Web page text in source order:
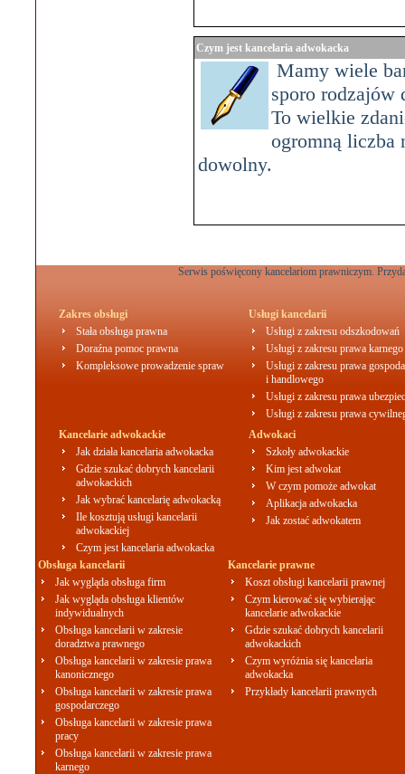
Czym jest kancelaria adwokacka
Mamy wiele
sporo rodzajów
To wielkie
ogromną liczba
dowolny.
Serwis poświęcony kancelariom prawniczym.
Zakres obsługi
Stała obsługa prawna
Doraźna pomoc prawna
Kompleksowe prowadzenie spraw
Usługi kancelarii
Usługi z zakresu odszkodowań
Usługi z zakresu prawa karnego
Usługi z zakresu prawa
i handlowego
Usługi z zakresu prawa
Usługi z zakresu prawa
Kancelarie adwokackie
Jak działa kancelaria adwokacka
Gdzie szukać dobrych kancelarii
adwokackich
Jak wybrać kancelarię adwokacką
Ile kosztują usługi kancelarii
adwokackiej
Czym jest kancelaria adwokacka
Adwokaci
Szkoły adwokackie
Kim jest adwokat
W czym pomoże adwokat
Aplikacja adwokacka
Jak zostać adwokatem
Obsługa kancelarii
Jak wygląda obsługa firm
Jak wygląda obsługa klientów
indywidualnych
Obsługa kancelarii w zakresie
doradztwa prawnego
Obsługa kancelarii w zakresie prawa
kanonicznego
Obsługa kancelarii w zakresie prawa
gospodarczego
Obsługa kancelarii w zakresie prawa
pracy
Obsługa kancelarii w zakresie prawa
karnego
Kancelarie prawne
Koszt obsługi kancelarii prawnej
Czym kierować się wybierając
kancelarie adwokackie
Gdzie szukać dobrych kancelarii
adwokackich
Czym wyróżnia się kancelaria
adwokacka
Przykłady kancelarii prawnych